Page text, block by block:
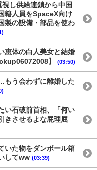
し供給連鎖から中国
籍人員をSpaceX向け
製の設備・部品を使わ
恵体の白人美女と結婚
】
(03:50)
もう会わずに離婚した
い石破前首相、「何い
きさせるよな屁理屈
いた物をダンボール箱
してww (03:39)